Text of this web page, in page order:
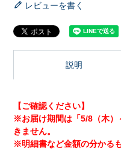
レビューを書く
説明
【ご確認ください】
※お届け期間は「5/8（木）
きません。
※明細書など金額の分かる